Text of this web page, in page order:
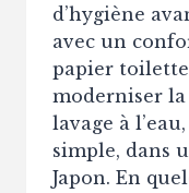
d’hygiène
avec un
papier toilette
moderniser la
lavage à
simple, dans
Japon. En